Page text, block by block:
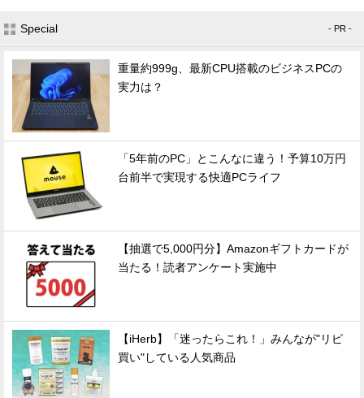
Special - PR -
重量約999g、最新CPU搭載のビジネスPCの
実力は？
「5年前のPC」とこんなに違う！予算10万円
台前半で実現する快適PCライフ
【抽選で5,000円分】Amazonギフトカードが
当たる！読者アンケート実施中
【iHerb】「迷ったらこれ！」みんなが"リピ
買い"している人気商品